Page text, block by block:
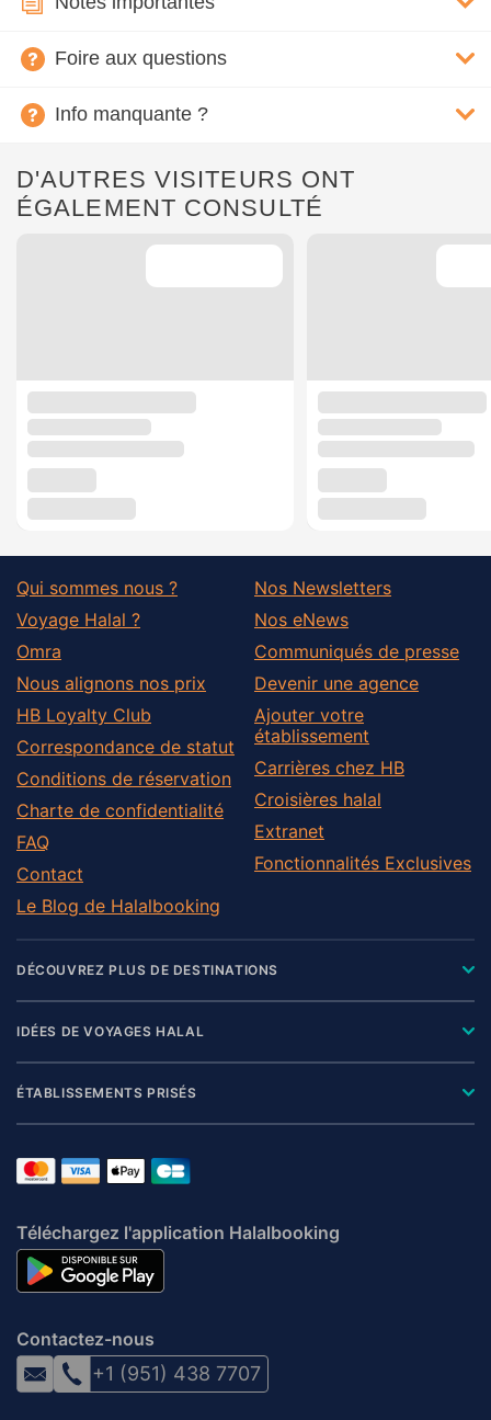
Foire aux questions
Info manquante ?
D'AUTRES VISITEURS ONT
ÉGALEMENT CONSULTÉ
Qui sommes nous ?
Voyage Halal ?
Omra
Nous alignons nos prix
HB Loyalty Club
Correspondance de statut
Conditions de réservation
Charte de confidentialité
FAQ
Contact
Le Blog de Halalbooking
Nos Newsletters
Nos eNews
Communiqués de presse
Devenir une agence
Ajouter votre
établissement
Carrières chez HB
Croisières halal
Extranet
Fonctionnalités Exclusives
DÉCOUVREZ PLUS DE DESTINATIONS
IDÉES DE VOYAGES HALAL
ÉTABLISSEMENTS PRISÉS
Téléchargez l'application Halalbooking
Contactez-nous
+1 (951) 438 7707